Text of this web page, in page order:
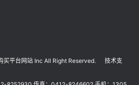
买平台网站 Inc All Right Reserved. 技术支